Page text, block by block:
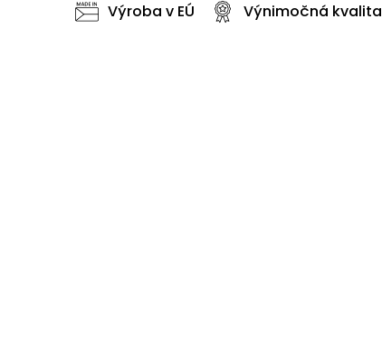
Výroba v EÚ Výnimočná kvalita